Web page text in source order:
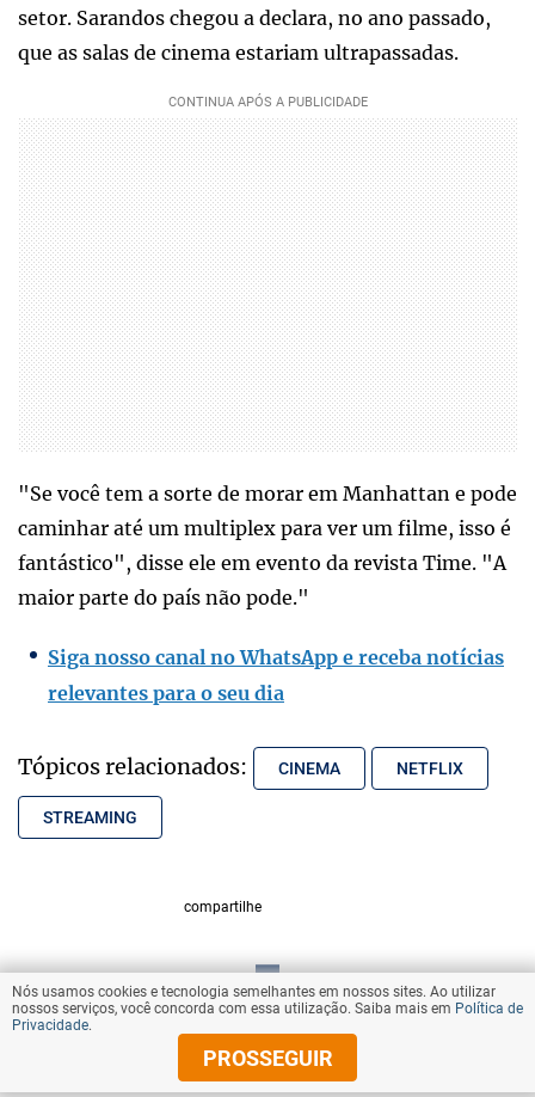
setor. Sarandos chegou a declara, no ano passado,
que as salas de cinema estariam ultrapassadas.
"Se você tem a sorte de morar em Manhattan e pode
caminhar até um multiplex para ver um filme, isso é
fantástico", disse ele em evento da revista Time. "A
maior parte do país não pode."
Siga nosso canal no WhatsApp e receba notícias
relevantes para o seu dia
Tópicos relacionados: CINEMA NETFLIX
STREAMING
compartilhe
VOLTAR AO TOPO
© Copyright 2025 Diários Associados
Nós usamos cookies e tecnologia semelhantes em nossos sites. Ao utilizar
nossos serviços, você concorda com essa utilização. Saiba mais em Política de
Privacidade.
PROSSEGUIR